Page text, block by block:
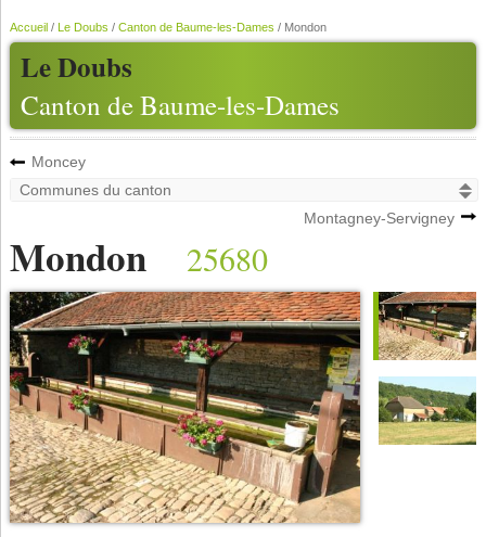
Le Doubs
Canton de Baume-les-Dames
Accueil/ Le Doubs / Canton de Baume-les-Dames / Mondon
Moncey
Montagney-Servigney
Mondon 25680